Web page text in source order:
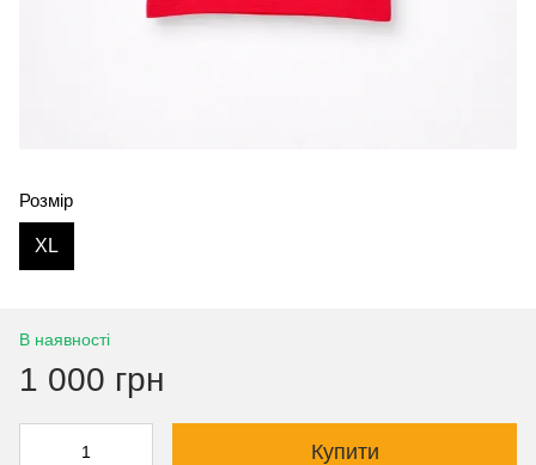
Розмір
XL
В наявності
1 000 грн
Купити